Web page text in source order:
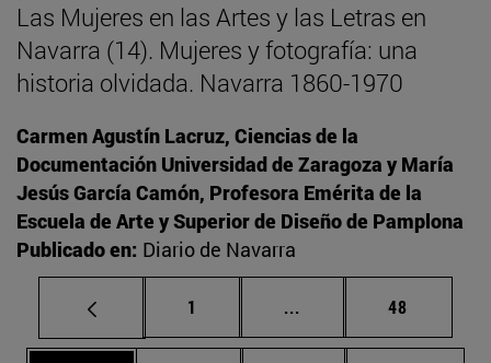
Las Mujeres en las Artes y las Letras en
Navarra (14). Mujeres y fotografía: una
historia olvidada. Navarra 1860-1970
Carmen Agustín Lacruz, Ciencias de la
Documentación Universidad de Zaragoza y María
Jesús García Camón, Profesora Emérita de la
Escuela de Arte y Superior de Diseño de Pamplona
Publicado en: Diario de Navarra
Página
1 ... Páginas intermedias
Página
48